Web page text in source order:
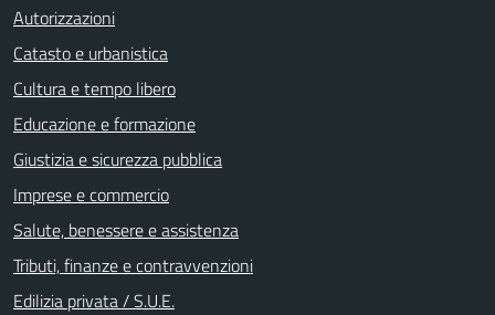
Autorizzazioni
Catasto e urbanistica
Cultura e tempo libero
Educazione e formazione
Giustizia e sicurezza pubblica
Imprese e commercio
Salute, benessere e assistenza
Tributi, finanze e contravvenzioni
Edilizia privata / S.U.E.